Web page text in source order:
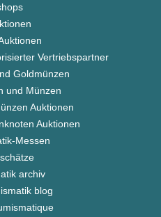
Vertriebspartner
Goldmünzen
und Münzen
Auktionen
Auktionen
Messen
archiv
blog